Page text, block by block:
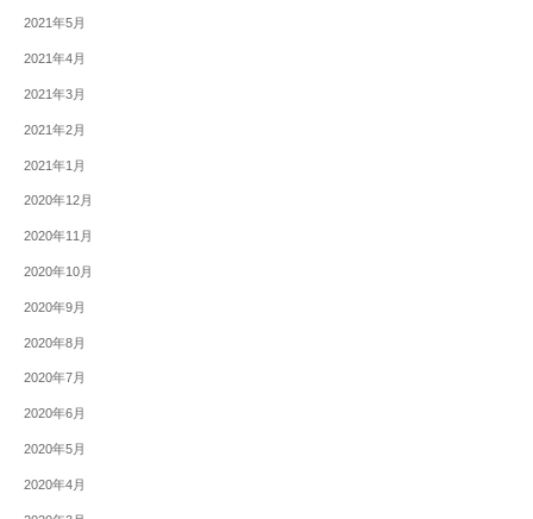
2021年5月
2021年4月
2021年3月
2021年2月
2021年1月
2020年12月
2020年11月
2020年10月
2020年9月
2020年8月
2020年7月
2020年6月
2020年5月
2020年4月